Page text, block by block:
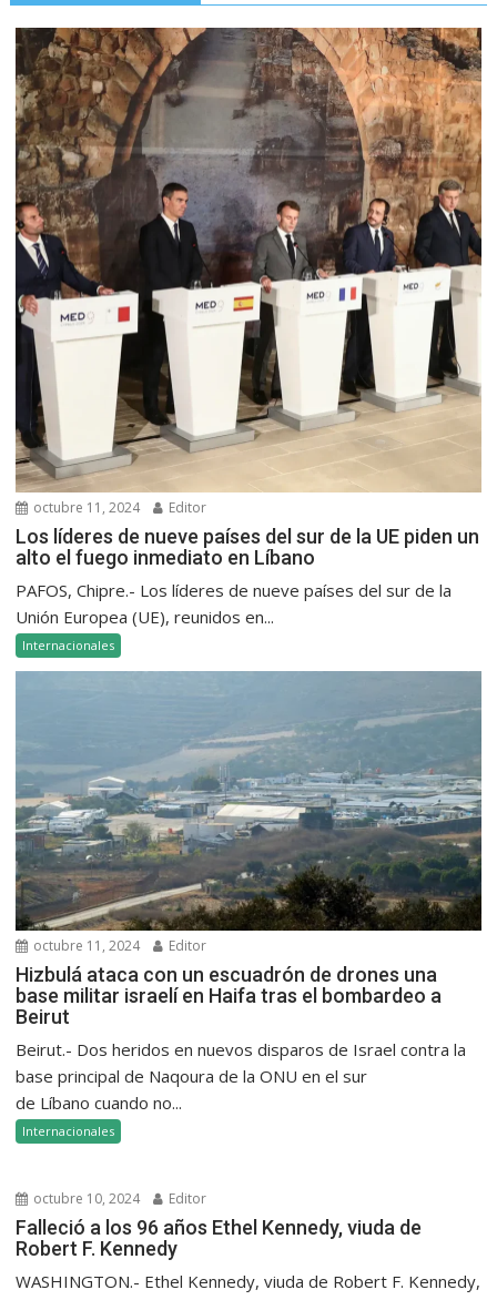
octubre 11, 2024 Editor
Los líderes de nueve países del sur de la UE piden un
alto el fuego inmediato en Líbano
PAFOS, Chipre.- Los líderes de nueve países del sur de la
Unión Europea (UE), reunidos en...
Internacionales
octubre 11, 2024 Editor
Hizbulá ataca con un escuadrón de drones una
base militar israelí en Haifa tras el bombardeo a
Beirut
Beirut.- Dos heridos en nuevos disparos de Israel contra la
base principal de Naqoura de la ONU en el sur
de Líbano cuando no...
Internacionales
octubre 10, 2024 Editor
Falleció a los 96 años Ethel Kennedy, viuda de
Robert F. Kennedy
WASHINGTON.- Ethel Kennedy, viuda de Robert F. Kennedy,